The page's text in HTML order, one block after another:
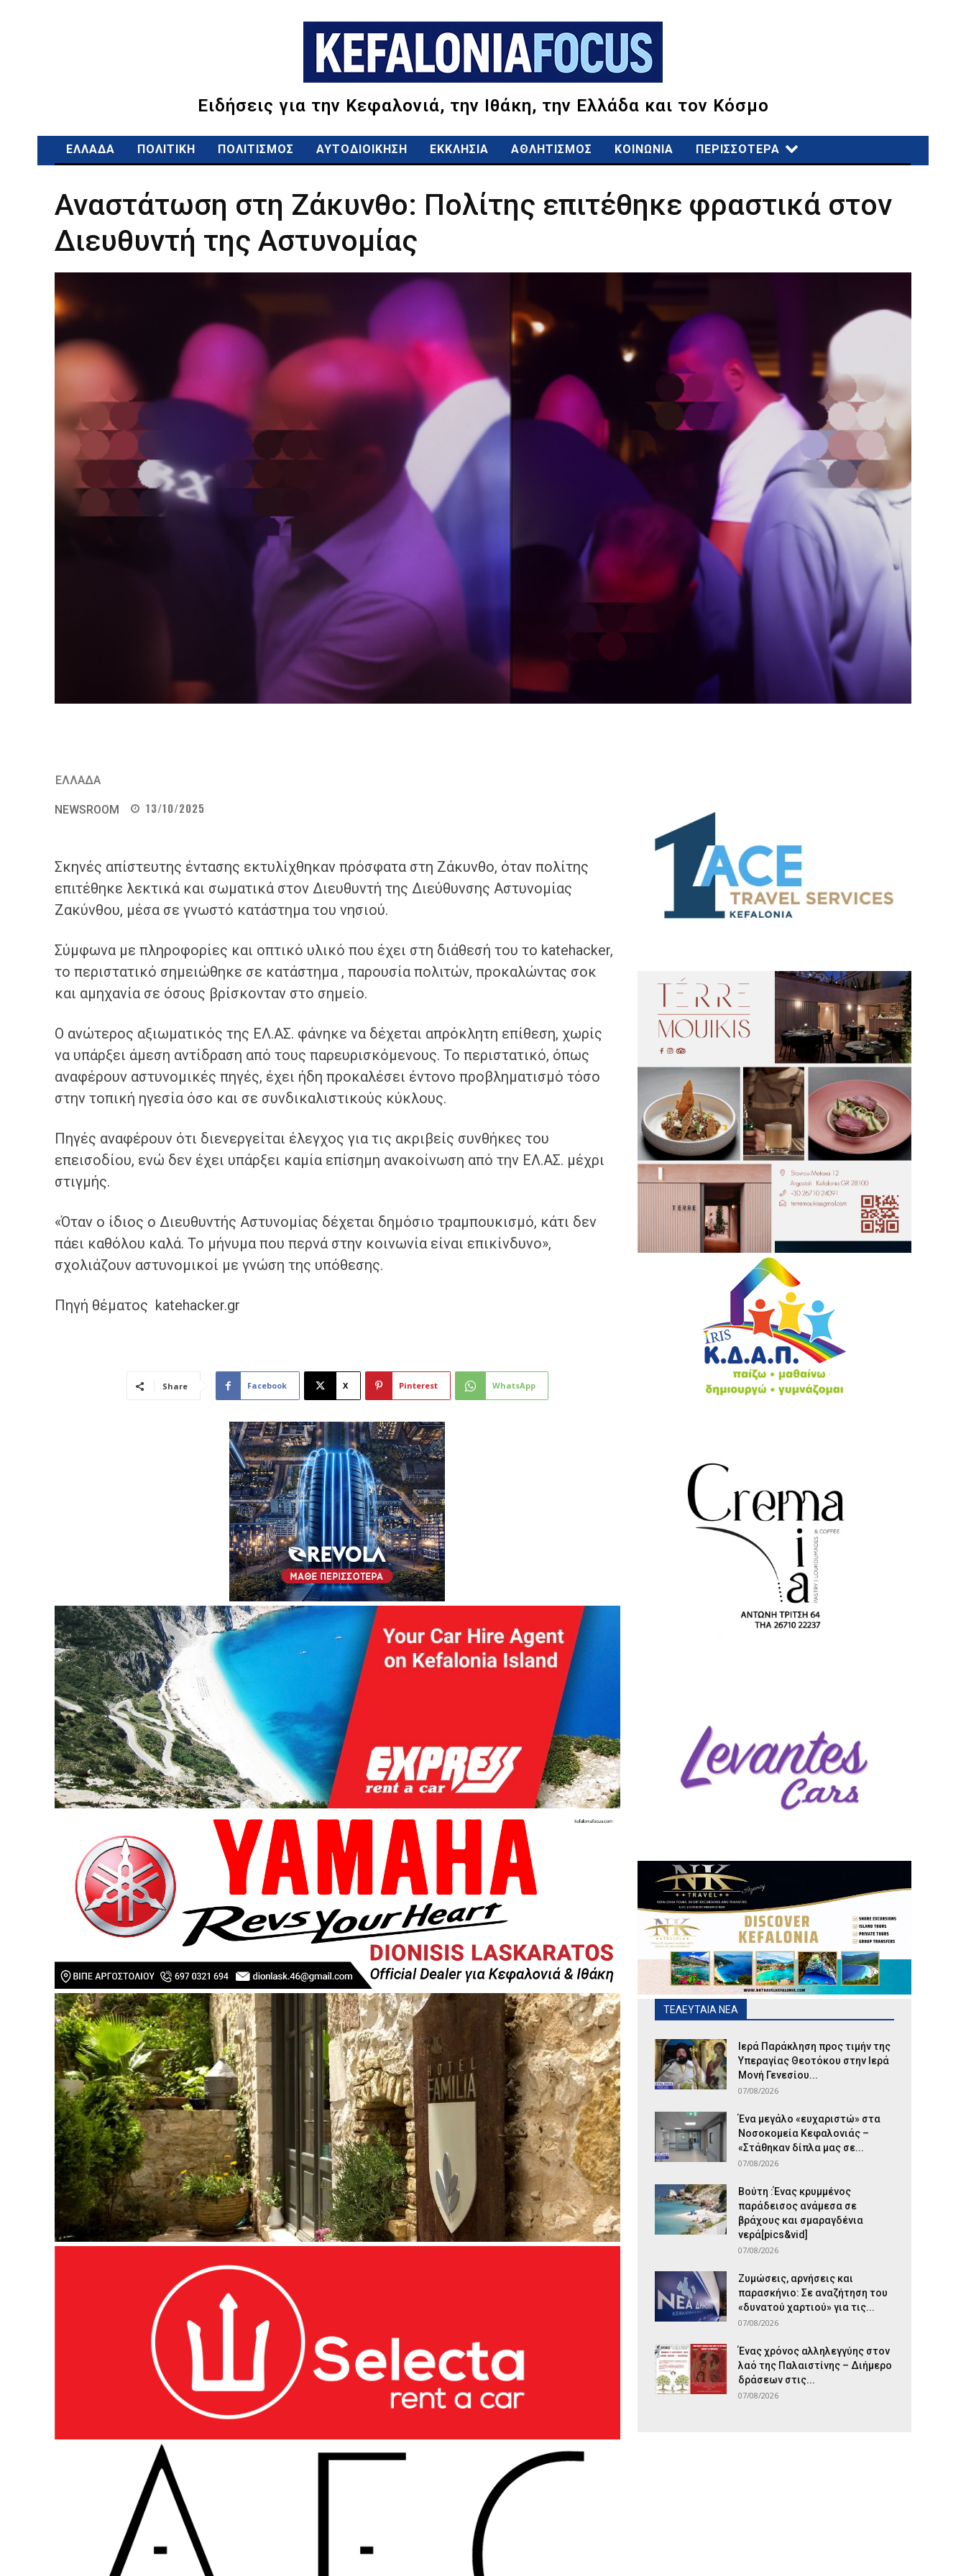
Ειδήσεις για την Κεφαλονιά, την Ιθάκη, την Ελλάδα και τον Κόσμο
ΕΛΛΑΔΑ ΠΟΛΙΤΙΚΗ ΠΟΛΙΤΙΣΜΟΣ ΑΥΤΟΔΙΟΙΚΗΣΗ ΕΚΚΛΗΣΙΑ ΑΘΛΗΤΙΣΜΟΣ ΚΟΙΝΩΝΙΑ ΠΕΡΙΣΣΟΤΕΡΑ
Αναστάτωση στη Ζάκυνθο: Πολίτης επιτέθηκε φραστικά στον
Διευθυντή της Αστυνομίας
ΕΛΛΑΔΑ
NEWSROOM 13/10/2025
Σκηνές απίστευτης έντασης εκτυλίχθηκαν πρόσφατα στη Ζάκυνθο, όταν πολίτης
επιτέθηκε λεκτικά και σωματικά στον Διευθυντή της Διεύθυνσης Αστυνομίας
Ζακύνθου, μέσα σε γνωστό κατάστημα του νησιού.
Σύμφωνα με πληροφορίες και οπτικό υλικό που έχει στη διάθεσή του το katehacker,
το περιστατικό σημειώθηκε σε κατάστημα , παρουσία πολιτών, προκαλώντας σοκ
και αμηχανία σε όσους βρίσκονταν στο σημείο.
Ο ανώτερος αξιωματικός της ΕΛ.ΑΣ. φάνηκε να δέχεται απρόκλητη επίθεση, χωρίς
να υπάρξει άμεση αντίδραση από τους παρευρισκόμενους. Το περιστατικό, όπως
αναφέρουν αστυνομικές πηγές, έχει ήδη προκαλέσει έντονο προβληματισμό τόσο
στην τοπική ηγεσία όσο και σε συνδικαλιστικούς κύκλους.
Πηγές αναφέρουν ότι διενεργείται έλεγχος για τις ακριβείς συνθήκες του
επεισοδίου, ενώ δεν έχει υπάρξει καμία επίσημη ανακοίνωση από την ΕΛ.ΑΣ. μέχρι
στιγμής.
«Όταν ο ίδιος ο Διευθυντής Αστυνομίας δέχεται δημόσιο τραμπουκισμό, κάτι δεν
πάει καθόλου καλά. Το μήνυμα που περνά στην κοινωνία είναι επικίνδυνο»,
σχολιάζουν αστυνομικοί με γνώση της υπόθεσης.
Πηγή θέματος katehacker.gr
Share Facebook X Pinterest WhatsApp
ΤΕΛΕΥΤΑΙΑ ΝΕΑ
Ιερά Παράκληση προς τιμήν της
Υπεραγίας Θεοτόκου στην Ιερά
Μονή Γενεσίου...
07/08/2026
Ένα μεγάλο «ευχαριστώ» στα
Νοσοκομεία Κεφαλονιάς –
«Στάθηκαν δίπλα μας σε...
07/08/2026
Βούτη :Ένας κρυμμένος
παράδεισος ανάμεσα σε
βράχους και σμαραγδένια
νερά[pics&vid]
07/08/2026
Ζυμώσεις, αρνήσεις και
παρασκήνιο: Σε αναζήτηση του
«δυνατού χαρτιού» για τις...
07/08/2026
Ένας χρόνος αλληλεγγύης στον
λαό της Παλαιστίνης – Διήμερο
δράσεων στις...
07/08/2026